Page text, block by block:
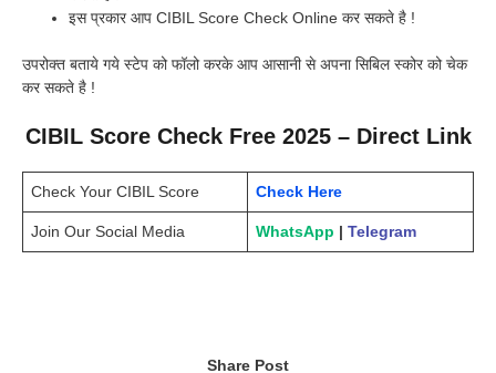
इस प्रकार आप CIBIL Score Check Online कर सकते है !
उपरोक्त बताये गये स्टेप को फॉलो करके आप आसानी से अपना सिबिल स्कोर को चेक
कर सकते है !
CIBIL Score Check Free 2025 – Direct Link
Check Your CIBIL Score Check Here
Join Our Social Media WhatsApp | Telegram
Share Post